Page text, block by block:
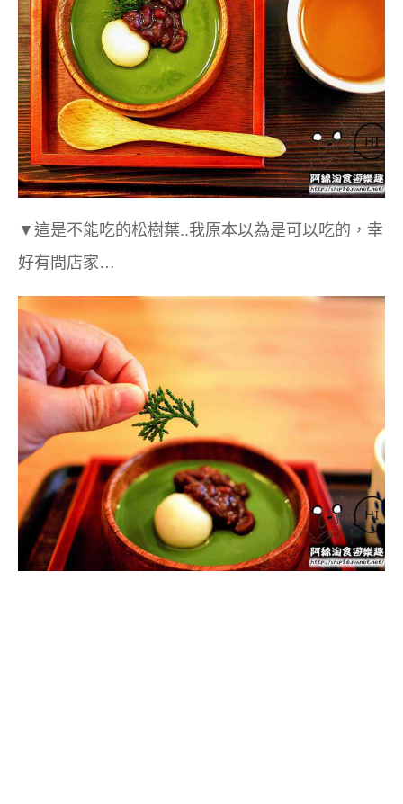
▼這是不能吃的松樹葉..我原本以為是可以吃的，幸
好有問店家…